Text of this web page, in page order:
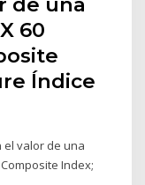
60
Índice
el valor de una
Composite Index;